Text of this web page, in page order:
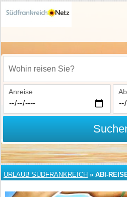
Wohin reisen Sie?
Anreise
URLAUB SÜDFRANKREICH » ABI-